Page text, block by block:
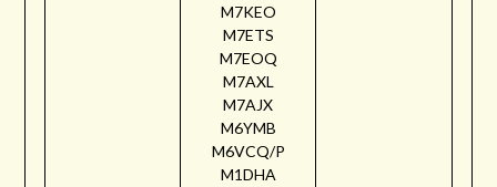
M7KEO
M7ETS
M7EOQ
M7AXL
M7AJX
M6YMB
M6VCQ/P
M1DHA